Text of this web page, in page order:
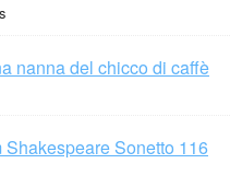
nanna del chicco di caffè
Shakespeare Sonetto 116